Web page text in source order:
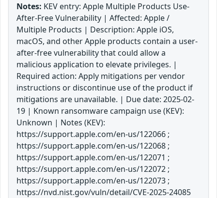
Notes: KEV entry: Apple Multiple Products Use-
After-Free Vulnerability | Affected: Apple /
Multiple Products | Description: Apple iOS,
macOS, and other Apple products contain a user-
after-free vulnerability that could allow a
malicious application to elevate privileges. |
Required action: Apply mitigations per vendor
instructions or discontinue use of the product if
mitigations are unavailable. | Due date: 2025-02-
19 | Known ransomware campaign use (KEV):
Unknown | Notes (KEV):
https://support.apple.com/en-us/122066 ;
https://support.apple.com/en-us/122068 ;
https://support.apple.com/en-us/122071 ;
https://support.apple.com/en-us/122072 ;
https://support.apple.com/en-us/122073 ;
https://nvd.nist.gov/vuln/detail/CVE-2025-24085